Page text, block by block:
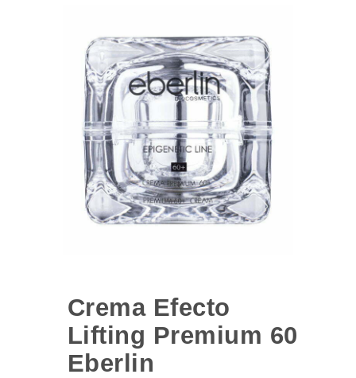
Crema Efecto
Lifting Premium 60
Eberlin